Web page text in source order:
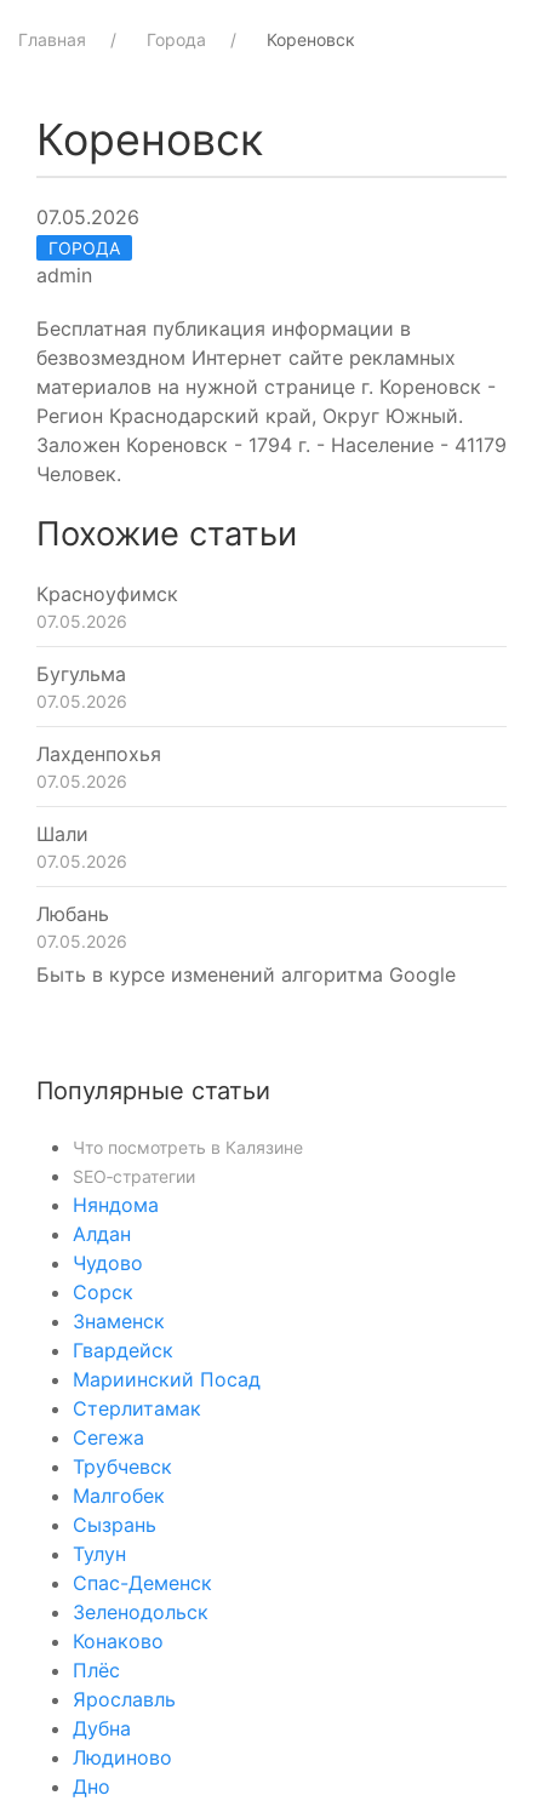
Главная Города Кореновск
Кореновск
07.05.2026
ГОРОДА
admin
Бесплатная публикация информации в
безвозмездном Интернет сайте рекламных
материалов на нужной странице г. Кореновск -
Регион Краснодарский край, Округ Южный.
Заложен Кореновск - 1794 г. - Население - 41179
Человек.
Похожие статьи
Красноуфимск
07.05.2026
Бугульма
07.05.2026
Лахденпохья
07.05.2026
Шали
07.05.2026
Любань
07.05.2026
Быть в курсе изменений алгоритма Google
Популярные статьи
Что посмотреть в Калязине
SEO‑стратегии
Няндома
Алдан
Чудово
Сорск
Знаменск
Гвардейск
Мариинский Посад
Стерлитамак
Сегежа
Трубчевск
Малгобек
Сызрань
Тулун
Спас-Деменск
Зеленодольск
Конаково
Плёс
Ярославль
Дубна
Людиново
Дно